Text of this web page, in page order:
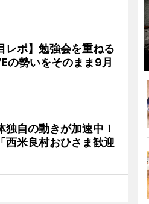
レポ】勉強会を重ねる
の勢いをそのまま9月
独自の動きが加速中！
西米良村おひさま歓迎